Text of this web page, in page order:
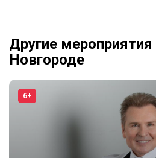
Другие
Новгороде
6+